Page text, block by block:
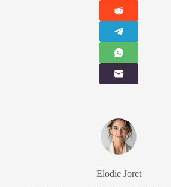
Elodie Joret